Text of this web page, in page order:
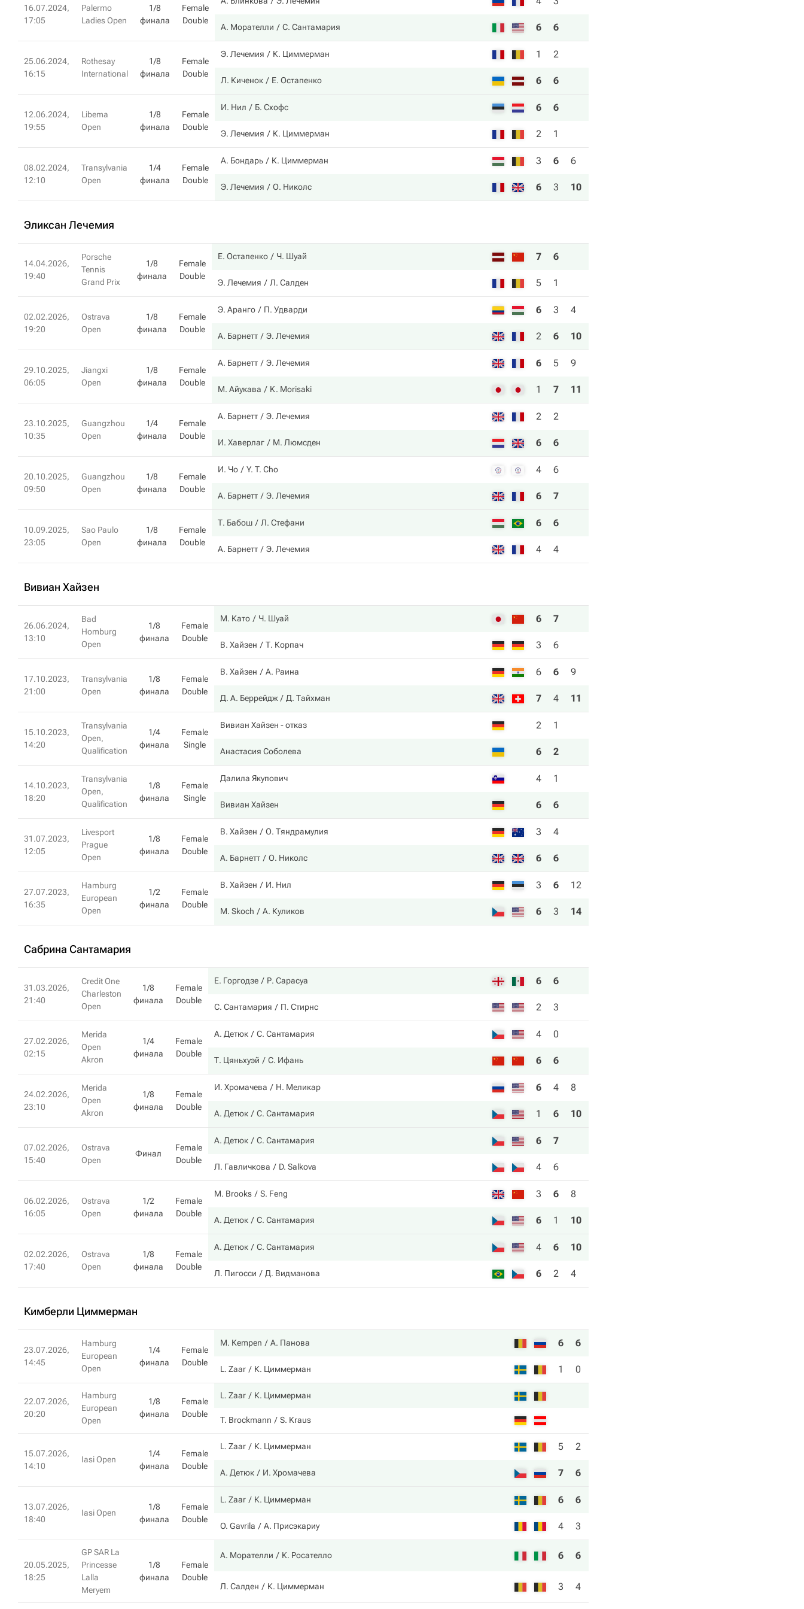
16.07.2024,
17:05
Palermo
Ladies Open
1/8
финала
Female
Double
А. Морателли С. Сантамария 6 6
25.06.2024,
16:15
Rothesay
International
1/8
финала
Female
Double
Э. Лечемия К. Циммерман 1 2
Л. Киченок Е. Остапенко 6 6
12.06.2024,
19:55
Libema
Open
1/8
финала
Female
Double
И. Нил Б. Схофс 6 6
Э. Лечемия К. Циммерман 2 1
08.02.2024,
12:10
Transylvania
Open
1/4
финала
Female
Double
А. Бондарь К. Циммерман 3 6 6
Э. Лечемия О. Николс 6 3 10
Эликсан Лечемия
14.04.2026,
19:40
Porsche
Tennis
Grand Prix
1/8
финала
Female
Double
Е. Остапенко Ч. Шуай 7 6
Э. Лечемия Л. Салден 5 1
02.02.2026,
19:20
Ostrava
Open
1/8
финала
Female
Double
Э. Аранго П. Удварди 6 3 4
А. Барнетт Э. Лечемия 2 6 10
29.10.2025,
06:05
Jiangxi
Open
1/8
финала
Female
Double
А. Барнетт Э. Лечемия 6 5 9
М. Айукава K. Morisaki 1 7 11
23.10.2025,
10:35
Guangzhou
Open
1/4
финала
Female
Double
А. Барнетт Э. Лечемия 2 2
И. Хаверлаг М. Люмсден 6 6
20.10.2025,
09:50
Guangzhou
Open
1/8
финала
Female
Double
И. Чо Y. T. Cho 4 6
А. Барнетт Э. Лечемия 6 7
10.09.2025,
23:05
Sao Paulo
Open
1/8
финала
Female
Double
Т. Бабош Л. Стефани 6 6
А. Барнетт Э. Лечемия 4 4
Вивиан Хайзен
26.06.2024,
13:10
Bad
Homburg
Open
1/8
финала
Female
Double
М. Като Ч. Шуай 6 7
В. Хайзен Т. Корпач 3 6
17.10.2023,
21:00
Transylvania
Open
1/8
финала
Female
Double
В. Хайзен А. Раина 6 6 9
Д. А. Беррейдж Д. Тайхман 7 4 11
15.10.2023,
14:20
Transylvania
Open,
Qualification
1/4
финала
Female
Single
Вивиан Хайзен - отказ 2 1
Анастасия Соболева 6 2
14.10.2023,
18:20
Transylvania
Open,
Qualification
1/8
финала
Female
Single
Далила Якупович 4 1
Вивиан Хайзен 6 6
31.07.2023,
12:05
Livesport
Prague
Open
1/8
финала
Female
Double
В. Хайзен О. Тяндрамулия 3 4
А. Барнетт О. Николс 6 6
27.07.2023,
16:35
Hamburg
European
Open
1/2
финала
Female
Double
В. Хайзен И. Нил 3 6 12
M. Skoch А. Куликов 6 3 14
Сабрина Сантамария
31.03.2026,
21:40
Credit One
Charleston
Open
1/8
финала
Female
Double
Е. Горгодзе Р. Сарасуа 6 6
С. Сантамария П. Стирнс 2 3
27.02.2026,
02:15
Merida
Open
Akron
1/4
финала
Female
Double
А. Детюк С. Сантамария 4 0
Т. Цяньхуэй С. Ифань 6 6
24.02.2026,
23:10
Merida
Open
Akron
1/8
финала
Female
Double
И. Хромачева Н. Меликар 6 4 8
А. Детюк С. Сантамария 1 6 10
07.02.2026,
15:40
Ostrava
Open
Финал
Female
Double
А. Детюк С. Сантамария 6 7
Л. Гавличкова D. Salkova 4 6
06.02.2026,
16:05
Ostrava
Open
1/2
финала
Female
Double
M. Brooks S. Feng 3 6 8
А. Детюк С. Сантамария 6 1 10
02.02.2026,
17:40
Ostrava
Open
1/8
финала
Female
Double
А. Детюк С. Сантамария 4 6 10
Л. Пигосси Д. Видманова 6 2 4
Кимберли Циммерман
23.07.2026,
14:45
Hamburg
European
Open
1/4
финала
Female
Double
M. Kempen А. Панова 6 6
L. Zaar К. Циммерман 1 0
22.07.2026,
20:20
Hamburg
European
Open
1/8
финала
Female
Double
L. Zaar К. Циммерман
T. Brockmann S. Kraus
15.07.2026,
14:10
Iasi Open
1/4
финала
Female
Double
L. Zaar К. Циммерман 5 2
А. Детюк И. Хромачева 7 6
13.07.2026,
18:40
Iasi Open
1/8
финала
Female
Double
L. Zaar К. Циммерман 6 6
O. Gavrila А. Присэкариу 4 3
20.05.2025,
18:25
GP SAR La
Princesse
Lalla
Meryem
1/8
финала
Female
Double
А. Морателли К. Росателло 6 6
Л. Салден К. Циммерман 3 4